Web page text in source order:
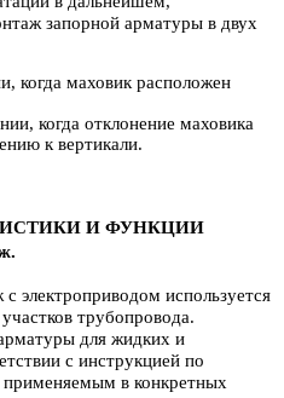
запорной арматуры в двух
когда маховик расположен
когда отклонение маховика
к вертикали.
И ФУНКЦИИ
электроприводом используется
трубопровода.
для жидких и
с инструкцией по
в конкретных